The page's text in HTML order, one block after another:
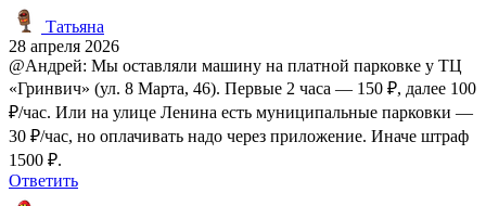
Татьяна
28 апреля 2026
@Андрей: Мы оставляли машину на платной парковке у ТЦ
«Гринвич» (ул. 8 Марта, 46). Первые 2 часа — 150 ₽, далее 100
₽/час. Или на улице Ленина есть муниципальные парковки —
30 ₽/час, но оплачивать надо через приложение. Иначе штраф
1500 ₽.
Ответить